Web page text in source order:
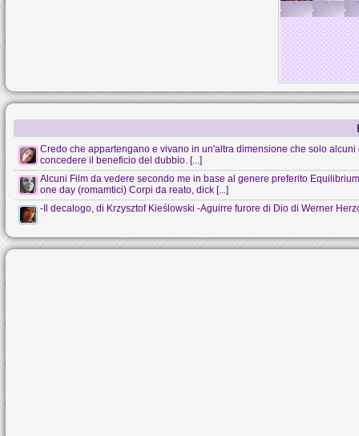
Credo che appartengano e vivano in un'altra dimensione che solo
concedere il beneficio del dubbio. [...]
Alcuni Film da vedere secondo me in base al genere preferito
one day (romamtici) Corpi da reato, dick [...]
-Il decalogo, di Krzysztof Kieślowski -Aguirre furore di Dio di Werner